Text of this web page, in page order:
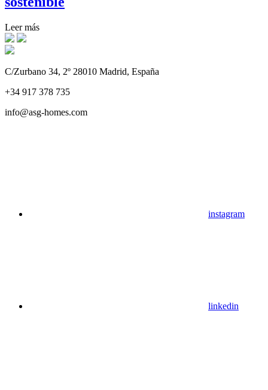
Leer más
C/Zurbano 34, 2º 28010 Madrid, España
+34 917 378 735
info@asg-homes.com
instagram
linkedin